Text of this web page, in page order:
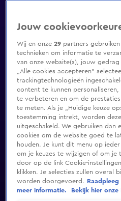
Jouw
Wij en onze29 partners
technieken om informatie te
van onze website(s), jouw
„Alle cookies accepteren”
trackingtechnologieën
content te kunnen
te verbeteren en om de
te meten. Als je „Huidige keuze
toestemming intrekt, worden
uitgeschakeld. We gebruiken dan
cookies om de website goed te
houden. Je kunt dit menu op
om je keuzes te wijzigen of om je
door op de link Cookie-
klikken. Je selecties zullen overal
worden doorgevoerd.
meer informatie.
Bekijk hier onze